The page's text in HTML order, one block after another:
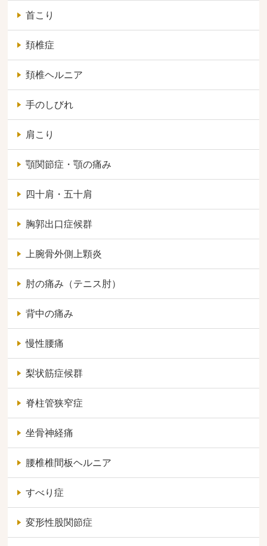
首こり
頚椎症
頚椎ヘルニア
手のしびれ
肩こり
顎関節症・顎の痛み
四十肩・五十肩
胸郭出口症候群
上腕骨外側上顆炎
肘の痛み（テニス肘）
背中の痛み
慢性腰痛
梨状筋症候群
脊柱管狭窄症
坐骨神経痛
腰椎椎間板ヘルニア
すべり症
変形性股関節症